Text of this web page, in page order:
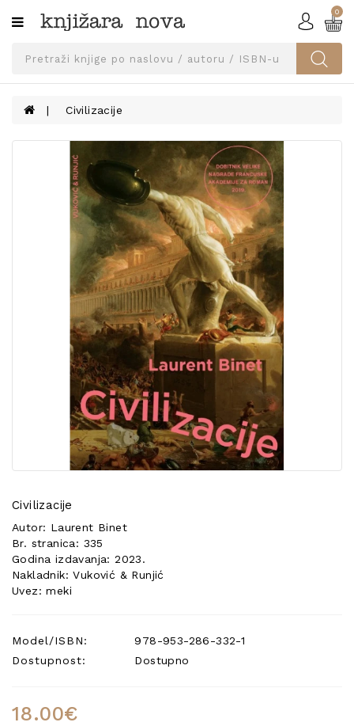
Kategorije
SVEUČILIŠNA
UDŽBENICI
KNJIGE
PRIBOR
UDŽBENIKE!
POSEBNA
0
Civilizacije
Civilizacije
Autor: Laurent Binet
Br. stranica: 335
Godina izdavanja: 2023.
Nakladnik: Vuković & Runjić
Uvez: meki
Model/ISBN:
978-953-286-332-1
Dostupnost:
Dostupno
18.00€